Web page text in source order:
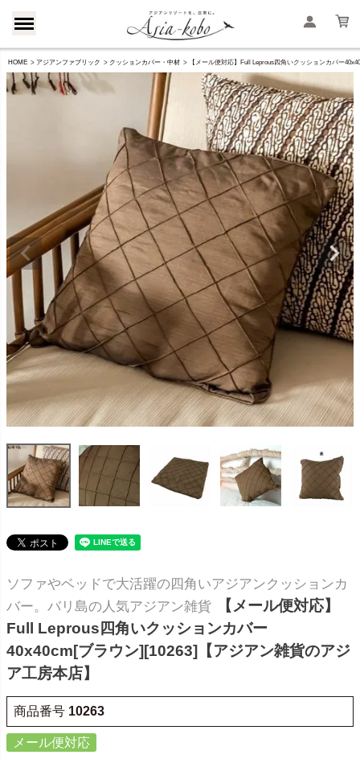
HOME アジアンファブリック クッションカバー・中材 【メール便対応】Full Leprous四角いクッションカバー
ソファやベッドで大活躍の四角いアジアンクッションカ
バー。バリ島の人気アジアン雑貨
【メール便対応】
Full Leprous四角いクッションカバー
40x40cm[ブラウン][10263]【アジアン雑貨のアジ
ア工房本店】
商品番号 10263
メール便対応